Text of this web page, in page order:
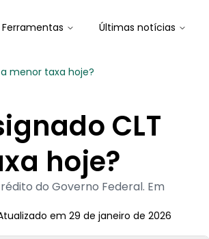
Ferramentas Últimas notícias
menor taxa hoje?
CLT
hoje?
do Governo Federal. Em
em 29 de janeiro de 2026